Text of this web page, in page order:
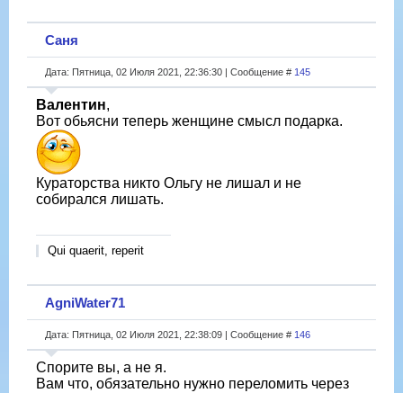
Саня
Дата: Пятница, 02 Июля 2021, 22:36:30 | Сообщение # 145
Валентин,
Вот обьясни теперь женщине смысл подарка.
Кураторства никто Ольгу не лишал и не
собирался лишать.
Qui quaerit, reperit
AgniWater71
Дата: Пятница, 02 Июля 2021, 22:38:09 | Сообщение # 146
Спорите вы, а не я.
Вам что, обязательно нужно переломить через